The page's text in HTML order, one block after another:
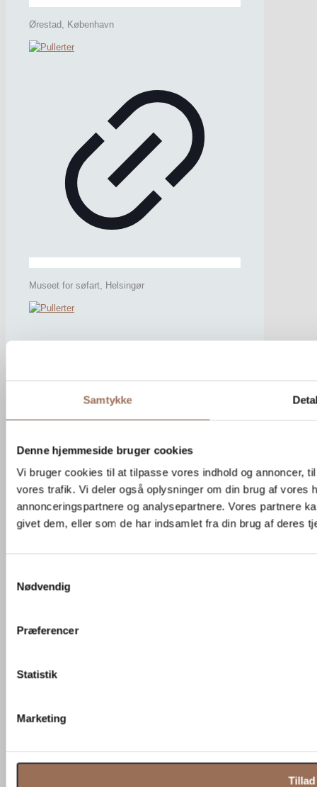
Samtykke
Denne hjemmeside bruger cookies
Vi bruger cookies til at tilpasse vores indhold og annoncer,
vores trafik. Vi deler også oplysninger om din brug af vores
annonceringspartnere og analysepartnere. Vores partnere
givet dem, eller som de har indsamlet fra din brug af deres
Nødvendig
Præferencer
Statistik
Marketing
Tillad
Ørestad, København
Museet for søfart, Helsingør